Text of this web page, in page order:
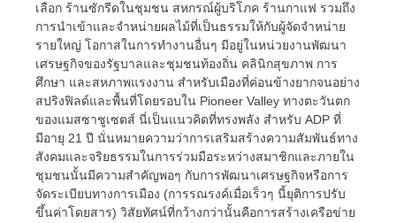
เลือก ร้านซักรีดในชุมชน สหกรณ์ผู้บริโภค ร้านกาแฟ รวมถึง
การนำเข้าและจำหน่ายผลไม้ที่เป็นธรรมให้กับผู้จัดจำหน่าย
รายใหญ่ โอกาสในการทำงานอื่นๆ มีอยู่ในหน่วยงานพัฒนา
เศรษฐกิจของรัฐบาลและชุมชนท้องถิ่น คลินิกสุขภาพ การ
ศึกษา และสหภาพแรงงาน สำหรับเมืองที่ค่อนข้างยากจนอย่าง
สปริงฟิลด์และพื้นที่โดยรอบใน Pioneer Valley ทางตะวันตก
ของแมสซาชูเซตส์ นี่เป็นแนวคิดที่ทรงพลัง สำหรับ ADP ที่
มีอายุ 21 ปี นั่นหมายความว่าการเสริมสร้างความสัมพันธ์ทาง
สังคมและจริยธรรมในการร่วมมือระหว่างสมาชิกและภายใน
ชุมชนนั้นมีความสำคัญพอๆ กับการพัฒนาเศรษฐกิจหรือการ
จัดระเบียบทางการเมือง (การรณรงค์เมื่อเร็วๆ นี้ยุติการปรับ
ขึ้นค่าโดยสาร) วิสัยทัศน์ที่กว้างกว่านั้นคือการสร้างเครือข่าย